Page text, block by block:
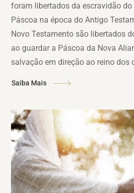
foram libertados da escravidão do
Páscoa na época do Antigo
Novo Testamento são libertados
ao guardar a Páscoa da Nova
salvação em direção ao reino dos
Saiba Mais